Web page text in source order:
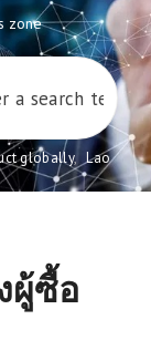
zone
globally, Lao
ผู้ซื้อ